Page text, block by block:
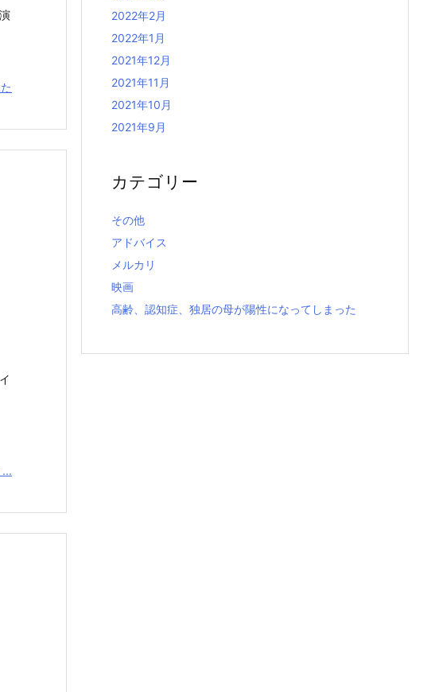
2022年2月
2022年1月
2021年12月
2021年11月
2021年10月
2021年9月
カテゴリー
その他
アドバイス
メルカリ
映画
高齢、認知症、独居の母が陽性になってしまった